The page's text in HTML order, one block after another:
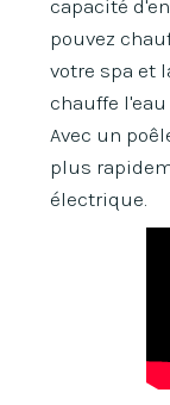
capacité
pouvez
votre spa et
chauffe
Avec un
plus
électrique.